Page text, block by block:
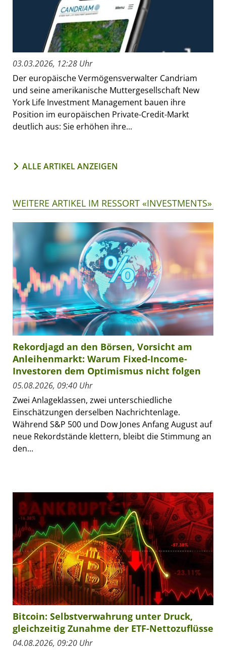
03.03.2026, 12:28 Uhr
Der europäische Vermögensverwalter Candriam
und seine amerikanische Muttergesellschaft New
York Life Investment Management bauen ihre
Position im europäischen Private-Credit-Markt
deutlich aus: Sie erhöhen ihre...
ALLE ARTIKEL ANZEIGEN
WEITERE ARTIKEL IM RESSORT «INVESTMENTS»
Rekordjagd an den Börsen, Vorsicht am
Anleihenmarkt: Warum Fixed-Income-
Investoren dem Optimismus nicht folgen
05.08.2026, 09:40 Uhr
Zwei Anlageklassen, zwei unterschiedliche
Einschätzungen derselben Nachrichtenlage.
Während S&P 500 und Dow Jones Anfang August auf
neue Rekordstände klettern, bleibt die Stimmung an
den...
Bitcoin: Selbstverwahrung unter Druck,
gleichzeitig Zunahme der ETF-Nettozuflüsse
04.08.2026, 09:20 Uhr